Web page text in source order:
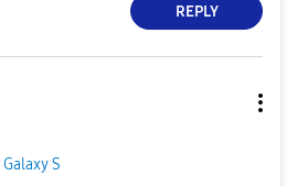
REPLY
Galaxy S